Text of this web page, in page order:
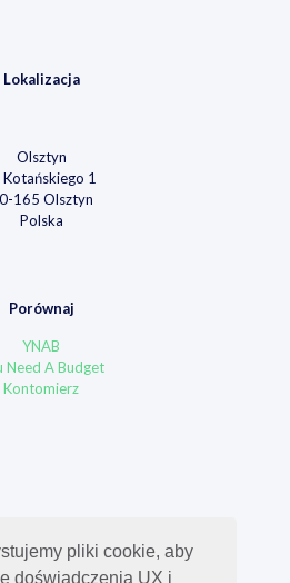
Lokalizacja
Olsztyn
Kotańskiego 1
165 Olsztyn
Polska
Porównaj
YNAB
Need A Budget
Kontomierz
pliki cookie, aby
doświadczenia UX i